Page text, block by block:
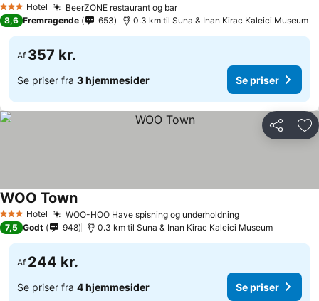
3 StjernerHotel
BeerZONE restaurant og bar
8,6 Fremragende 653 0.3 km til Suna & Inan Kirac Kaleici Museum
Af 357 kr.
Se priser fra 3 hjemmesider Se priser
Del
3 StjernerHotel WOO-HOO Have spisning og underholdning
WOO Town
7,5 Godt 948 0.3 km til Suna & Inan Kirac Kaleici Museum
Af 244 kr.
Se priser fra 4 hjemmesider Se priser